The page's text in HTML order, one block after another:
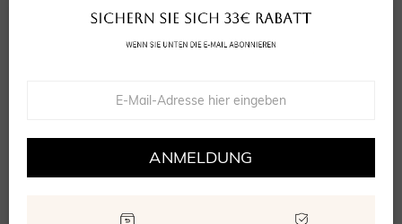
Einsamkeit
462,00 € 720,50 €
ANMELDUNG